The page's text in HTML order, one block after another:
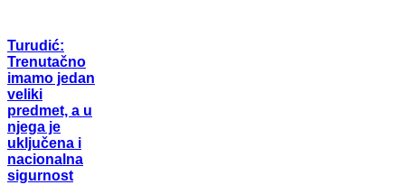
Turudić:
Trenutačno
imamo jedan
veliki
predmet, a u
njega je
uključena i
nacionalna
sigurnost